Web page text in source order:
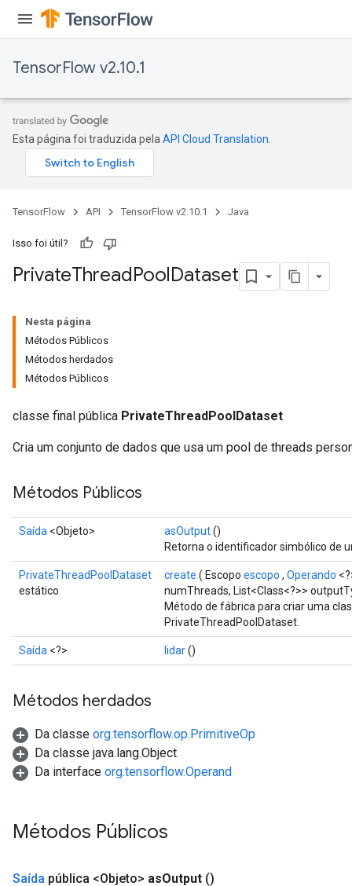
TensorFlow v2.10.1
Esta página foi traduzida pela API Cloud Translation
TensorFlow API TensorFlow v2.10.1 Java
Isso foi útil?
PrivateThreadPoolDataset
Nesta página
Métodos Públicos
Métodos herdados
Métodos Públicos
classe final pública PrivateThreadPoolDataset
Cria um conjunto de dados que usa um pool de threads
Métodos Públicos
Saída <Objeto> asOutput()
Retorna o identificador simbólico de
PrivateThreadPoolDataset
estático
create ( Escopo escopo , Operando
numThreads, List<Class<?>>
Método de fábrica para criar uma
PrivateThreadPoolDataset.
Saída <?> lidar()
Métodos herdados
Da classe org.tensorflow.op.PrimitiveOp
Da classe java.lang.Object
Da interface org.tensorflow.Operand
Métodos Públicos
Saída pública <Objeto> asOutput ()